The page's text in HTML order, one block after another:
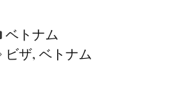
キ
ス
C
a
ベトナム
T
ビザ,ベトナム